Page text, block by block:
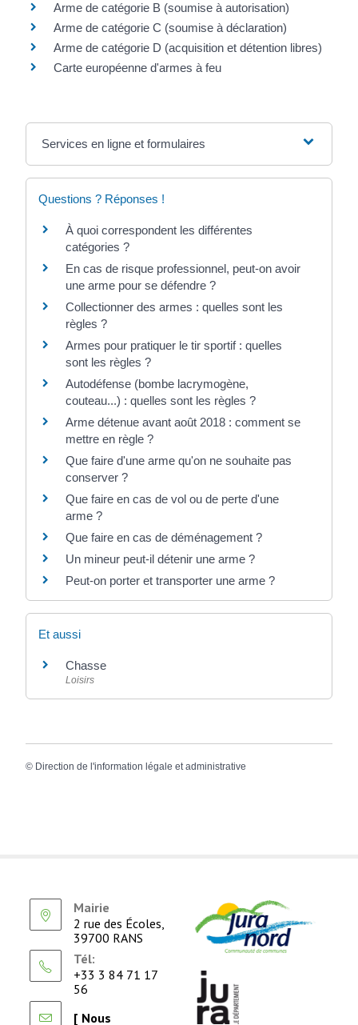
Arme de catégorie B (soumise à autorisation)
Arme de catégorie C (soumise à déclaration)
Arme de catégorie D (acquisition et détention libres)
Carte européenne d'armes à feu
Services en ligne et formulaires
Questions ? Réponses !
À quoi correspondent les différentes
catégories ?
En cas de risque professionnel, peut-on avoir
une arme pour se défendre ?
Collectionner des armes : quelles sont les
règles ?
Armes pour pratiquer le tir sportif : quelles
sont les règles ?
Autodéfense (bombe lacrymogène,
couteau...) : quelles sont les règles ?
Arme détenue avant août 2018 : comment se
mettre en règle ?
Que faire d'une arme qu'on ne souhaite pas
conserver ?
Que faire en cas de vol ou de perte d'une
arme ?
Que faire en cas de déménagement ?
Un mineur peut-il détenir une arme ?
Peut-on porter et transporter une arme ?
Et aussi
Chasse
Loisirs
© Direction de l'information légale et administrative
Mairie
2 rue des Écoles,
39700 RANS
Tél:
+33 3 84 71 17
56
[ Nous